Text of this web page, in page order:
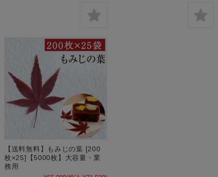
【送料無料】もみじの葉 [200
枚×25]【5000枚】大容量・業
務用